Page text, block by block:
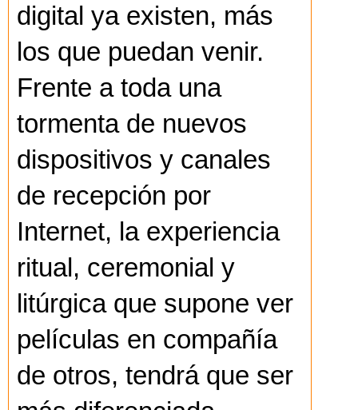
digital ya existen, más
los que puedan venir.
Frente a toda una
tormenta de nuevos
dispositivos y canales
de recepción por
Internet, la experiencia
ritual, ceremonial y
litúrgica que supone ver
películas en compañía
de otros, tendrá que ser